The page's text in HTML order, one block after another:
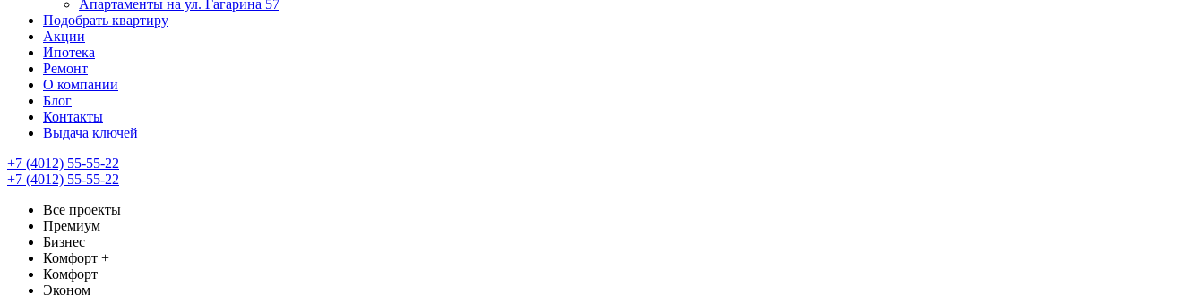
Апартаменты на ул. Гагарина 57
Подобрать квартиру
Акции
Ипотека
Ремонт
О компании
Блог
Контакты
Выдача ключей
+7 (4012) 55-55-22
+7 (4012) 55-55-22
Все проекты
Премиум
Бизнес
Комфорт +
Комфорт
Эконом